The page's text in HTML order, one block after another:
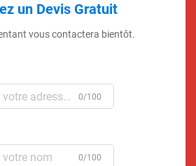
un Devis Gratuit
vous contactera bientôt.
0/100
0/100